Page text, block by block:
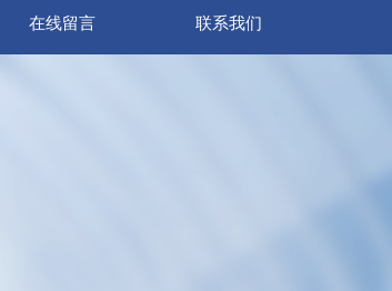
在线留言 联系我们